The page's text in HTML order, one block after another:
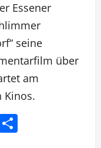
Essener
seine
über
am
Kinos.